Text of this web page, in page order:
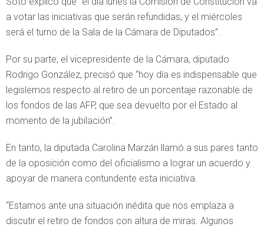
a votar las iniciativas que serán refundidas, y el miércoles
será el turno de la Sala de la Cámara de Diputados”.
Por su parte, el vicepresidente de la Cámara, diputado
Rodrigo González, precisó que “hoy día es indispensable que
legislemos respecto al retiro de un porcentaje razonable de
los fondos de las AFP, que sea devuelto por el Estado al
momento de la jubilación”.
En tanto, la diputada Carolina Marzán llamó a sus pares tanto
de la oposición como del oficialismo a lograr un acuerdo y
apoyar de manera contundente esta iniciativa.
“Estamos ante una situación inédita que nos emplaza a
discutir el retiro de fondos con altura de miras. Algunos